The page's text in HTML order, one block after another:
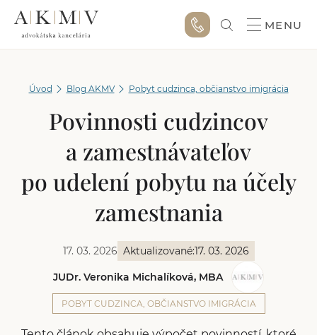
MENU
Úvod Blog AKMV Pobyt cudzinca, občianstvo imigrácia
Povinnosti cudzincov
a zamestnávateľov
po udelení pobytu na účely
zamestnania
17. 03. 2026 Aktualizované:17. 03. 2026
JUDr. Veronika Michalíková, MBA
POBYT CUDZINCA, OBČIANSTVO IMIGRÁCIA